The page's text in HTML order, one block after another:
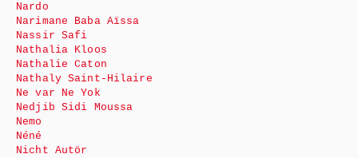
Nardo
Narimane Baba Aïssa
Nassir Safi
Nathalia Kloos
Nathalie Caton
Nathaly Saint-Hilaire
Ne var Ne Yok
Nedjib Sidi Moussa
Nemo
Néné
Nicht Autör